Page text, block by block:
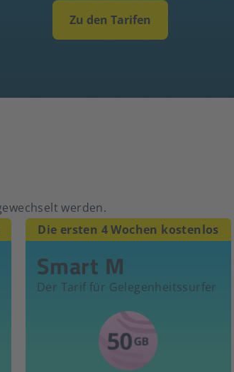
Zu den Tarifen
werden.
Die ersten 4 Wochen kostenlos
Smart M
Der Tarif für Gelegenheitssurfer